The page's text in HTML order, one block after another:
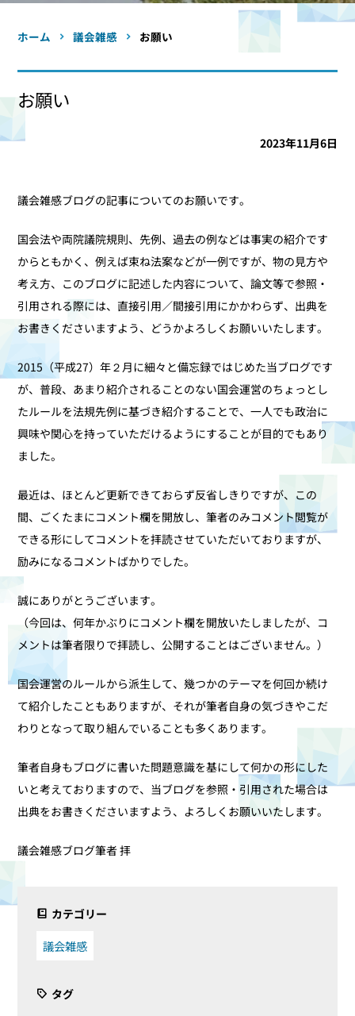
ホーム 議会雑感 お願い
お願い
2023年11月6日
議会雑感ブログの記事についてのお願いです。
国会法や両院議院規則、先例、過去の例などは事実の紹介です
からともかく、例えば束ね法案などが一例ですが、物の見方や
考え方、このブログに記述した内容について、論文等で参照・
引用される際には、直接引用／間接引用にかかわらず、出典を
お書きくださいますよう、どうかよろしくお願いいたします。
2015（平成27）年２月に細々と備忘録ではじめた当ブログです
が、普段、あまり紹介されることのない国会運営のちょっとし
たルールを法規先例に基づき紹介することで、一人でも政治に
興味や関心を持っていただけるようにすることが目的でもあり
ました。
最近は、ほとんど更新できておらず反省しきりですが、この
間、ごくたまにコメント欄を開放し、筆者のみコメント閲覧が
できる形にしてコメントを拝読させていただいておりますが、
励みになるコメントばかりでした。
誠にありがとうございます。
（今回は、何年かぶりにコメント欄を開放いたしましたが、コ
メントは筆者限りで拝読し、公開することはございません。）
国会運営のルールから派生して、幾つかのテーマを何回か続け
て紹介したこともありますが、それが筆者自身の気づきやこだ
わりとなって取り組んでいることも多くあります。
筆者自身もブログに書いた問題意識を基にして何かの形にした
いと考えておりますので、当ブログを参照・引用された場合は
出典をお書きくださいますよう、よろしくお願いいたします。
議会雑感ブログ筆者 拝
カテゴリー
議会雑感
タグ